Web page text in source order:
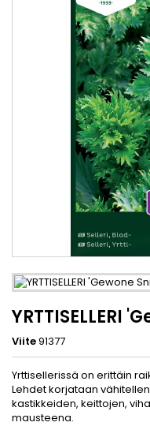
YRTTISELLERI
Viite91377
Yrttisellerissä on erittäin
Lehdet korjataan
kastikkeiden, keittojen,
mausteena.